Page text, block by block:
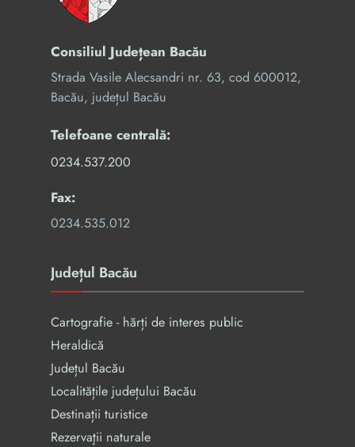
Consiliul Județean Bacău
Strada Vasile Alecsandri nr. 63, cod 600012,
Bacău, județul Bacău
Telefoane centrală:
0234.537.200
Fax:
0234.535.012
Județul Bacău
Cartografie - hărți de interes public
Heraldică
Județul Bacău
Localitățile județului Bacău
Destinații turistice
Rezervaţii naturale